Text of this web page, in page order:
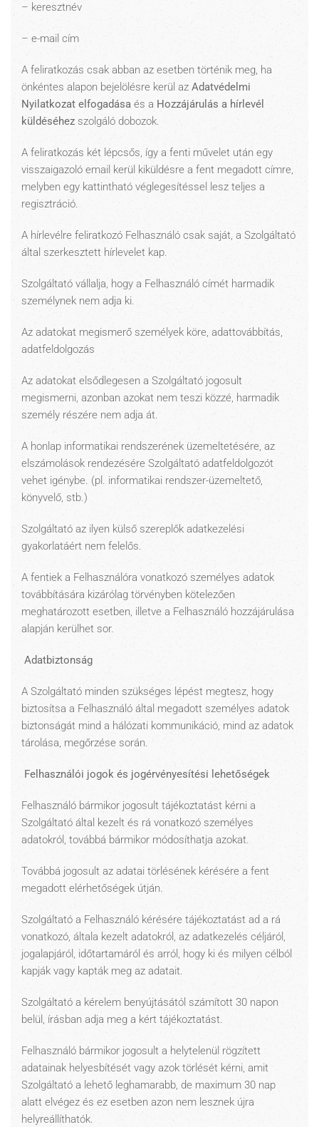
– keresztnév
– e-mail cím
A feliratkozás csak abban az esetben történik meg, ha
önkéntes alapon bejelölésre kerül az Adatvédelmi
Nyilatkozat elfogadása és a Hozzájárulás a hírlevél
küldéséhez szolgáló dobozok.
A feliratkozás két lépcsős, így a fenti művelet után egy
visszaigazoló email kerül kiküldésre a fent megadott címre,
melyben egy kattintható véglegesítéssel lesz teljes a
regisztráció.
A hírlevélre feliratkozó Felhasználó csak saját, a Szolgáltató
által szerkesztett hírlevelet kap.
Szolgáltató vállalja, hogy a Felhasználó címét harmadik
személynek nem adja ki.
Az adatokat megismerő személyek köre, adattovábbítás,
adatfeldolgozás
Az adatokat elsődlegesen a Szolgáltató jogosult
megismerni, azonban azokat nem teszi közzé, harmadik
személy részére nem adja át.
A honlap informatikai rendszerének üzemeltetésére, az
elszámolások rendezésére Szolgáltató adatfeldolgozót
vehet igénybe. (pl. informatikai rendszer-üzemeltető,
könyvelő, stb.)
Szolgáltató az ilyen külső szereplők adatkezelési
gyakorlatáért nem felelős.
A fentiek a Felhasználóra vonatkozó személyes adatok
továbbítására kizárólag törvényben kötelezően
meghatározott esetben, illetve a Felhasználó hozzájárulása
alapján kerülhet sor.
Adatbiztonság
A Szolgáltató minden szükséges lépést megtesz, hogy
biztosítsa a Felhasználó által megadott személyes adatok
biztonságát mind a hálózati kommunikáció, mind az adatok
tárolása, megőrzése során.
Felhasználói jogok és jogérvényesítési lehetőségek
Felhasználó bármikor jogosult tájékoztatást kérni a
Szolgáltató által kezelt és rá vonatkozó személyes
adatokról, továbbá bármikor módosíthatja azokat.
Továbbá jogosult az adatai törlésének kérésére a fent
megadott elérhetőségek útján.
Szolgáltató a Felhasználó kérésére tájékoztatást ad a rá
vonatkozó, általa kezelt adatokról, az adatkezelés céljáról,
jogalapjáról, időtartamáról és arról, hogy ki és milyen célból
kapják vagy kapták meg az adatait.
Szolgáltató a kérelem benyújtásától számított 30 napon
belül, írásban adja meg a kért tájékoztatást.
Felhasználó bármikor jogosult a helytelenül rögzített
adatainak helyesbítését vagy azok törlését kérni, amit
Szolgáltató a lehető leghamarabb, de maximum 30 nap
alatt elvégez és ez esetben azon nem lesznek újra
helyreállíthatók.